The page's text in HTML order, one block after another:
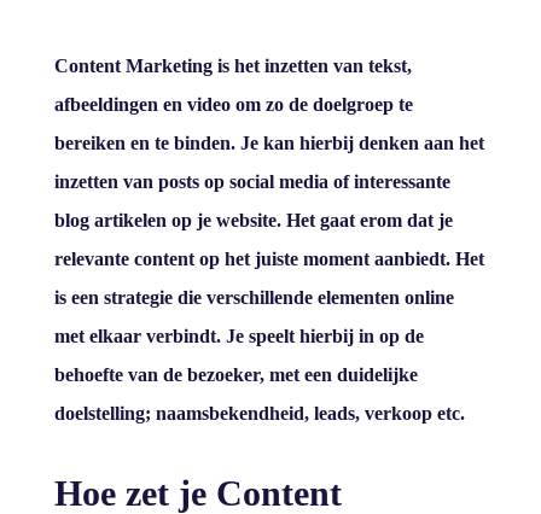
Content Marketing is het inzetten van tekst,
afbeeldingen en video om zo de doelgroep te
bereiken en te binden. Je kan hierbij denken aan het
inzetten van posts op social media of interessante
blog artikelen op je website. Het gaat erom dat je
relevante content op het juiste moment aanbiedt. Het
is een strategie die verschillende elementen online
met elkaar verbindt. Je speelt hierbij in op de
behoefte van de bezoeker, met een duidelijke
doelstelling; naamsbekendheid, leads, verkoop etc.
Hoe zet je Content